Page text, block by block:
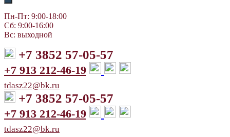
Пн-Пт: 9:00-18:00
Сб: 9:00-16:00
Вс: выходной
+7 3852 57-05-57
+7 913 212-46-19
tdasz22@bk.ru
+7 3852 57-05-57
+7 913 212-46-19
tdasz22@bk.ru